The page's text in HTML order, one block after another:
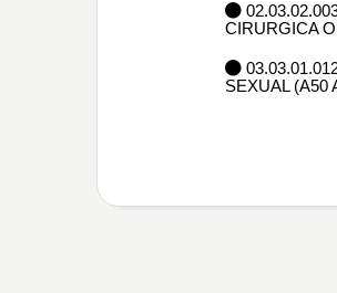
CIRURGICA
SEXUAL (A50